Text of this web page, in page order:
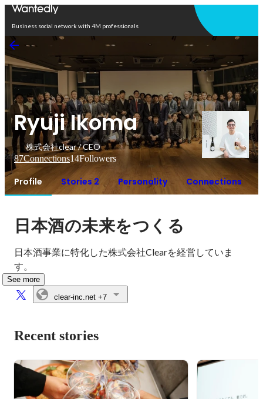
Business social network with 4M professionals
Ryuji Ikoma
株式会社clear / CEO
87Connections14Followers
Profile Stories 2 Personality Connections
日本酒の未来をつくる
日本酒事業に特化した株式会社Clearを経営していま
す。
See more
clear-inc.net +7
Recent stories